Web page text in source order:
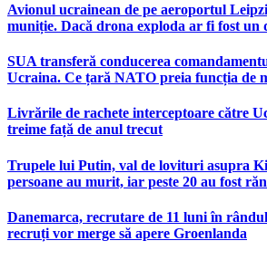
Avionul ucrainean de pe aeroportul
muniție. Dacă drona exploda ar fi fost un
SUA transferă conducerea
Ucraina. Ce țară NATO preia funcția de
Livrările de rachete interceptoare către
treime față de anul trecut
Trupele lui Putin, val de lovituri asupra
persoane au murit, iar peste 20 au fost
Danemarca, recrutare de 11 luni în
recruți vor merge să apere Groenlanda